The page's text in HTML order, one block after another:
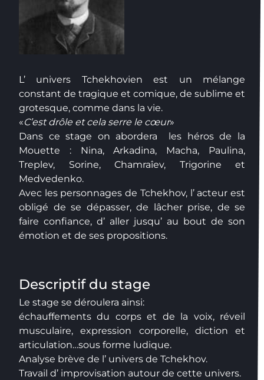
L’ univers Tchekhovien est un mélange
constant de tragique et comique, de sublime et
grotesque, comme dans la vie.
«C’est drôle et cela serre le cœur»
Dans ce stage on abordera les héros de la
Mouette : Nina, Arkadina, Macha, Paulina,
Treplev, Sorine, Chamraîev, Trigorine et
Medvedenko.
Avec les personnages de Tchekhov, l’ acteur est
obligé de se dépasser, de lâcher prise, de se
faire confiance, d’ aller jusqu’ au bout de son
émotion et de ses propositions.
Descriptif du stage
Le stage se déroulera ainsi:
échauffements du corps et de la voix, réveil
musculaire, expression corporelle, diction et
articulation…sous forme ludique.
Analyse brève de l’ univers de Tchekhov.
Travail d’ improvisation autour de cette univers.